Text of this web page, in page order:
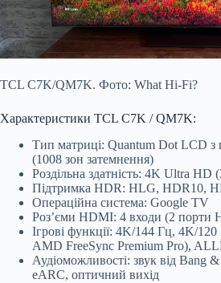
TCL C7K/QM7K. Фото: What Hi-Fi?
Характеристики TCL C7K / QM7K:
Тип матриці: Quantum Dot LCD з
(1008 зон затемнення)
Роздільна здатність: 4K Ultra HD
Підтримка HDR: HLG, HDR10,
Операційна система: Google TV
Роз’єми HDMI: 4 входи (2 порти
Ігрові функції: 4K/144 Гц, 4K/
AMD FreeSync Premium Pro),
Аудіоможливості: звук від Bang
eARC, оптичний вихід